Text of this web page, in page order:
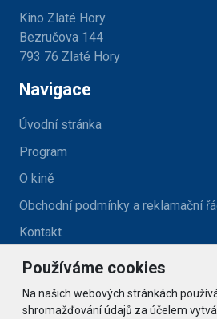
Používáme cookies
Na našich webových stránkách
shromažďování údajů za účelem
Kino Zlaté Hory
Bezručova 144
793 76 Zlaté Hory
Navigace
Úvodní stránka
Program
O kině
Obchodní podmínky a reklamační
Kontakt
Kontakt
kino@zlatehory.cz